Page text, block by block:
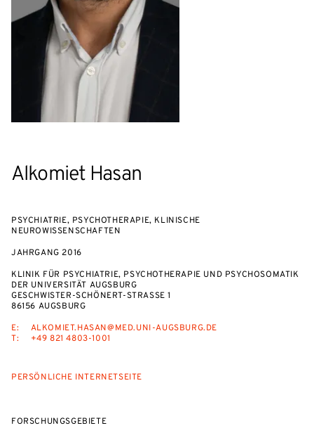
Alkomiet Hasan
PSYCHIATRIE, PSYCHOTHERAPIE, KLINISCHE
NEUROWISSENSCHAFTEN
JAHRGANG 2016
KLINIK FÜR PSYCHIATRIE, PSYCHOTHERAPIE UND PSYCHOSOMATIK
DER UNIVERSITÄT AUGSBURG
GESCHWISTER-SCHÖNERT-STRASSE 1
86156 AUGSBURG
E:
ALKOMIET.HASAN@MED.UNI-AUGSBURG.DE
T:
+49 821 4803-1001
PERSÖNLICHE INTERNETSEITE
FORSCHUNGSGEBIETE